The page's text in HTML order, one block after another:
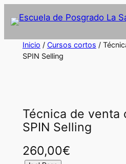
Inicio / Cursos cortos /
SPIN Selling
Técnica de venta
SPIN Selling
260,00€